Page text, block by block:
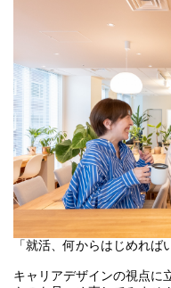
「就活、何からはじめれば
キャリアデザインの視点に